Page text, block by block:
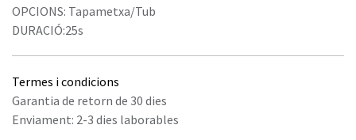
OPCIONS: Tapametxa/Tub
DURACIÓ:25s
Termes i condicions
Garantia de retorn de 30 dies
Enviament: 2-3 dies laborables